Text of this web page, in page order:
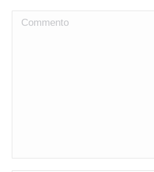
Commento